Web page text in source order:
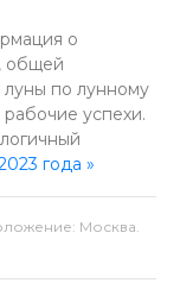
о
общей
луны по лунному
успехи.
года »
Москва.